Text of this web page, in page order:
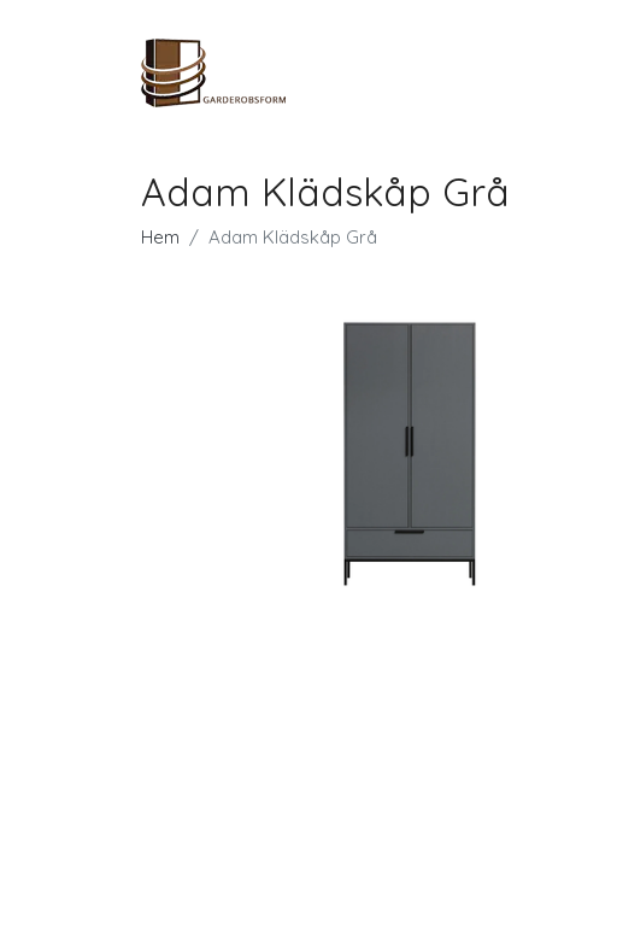
Adam Klädskåp Grå
Hem Adam Klädskåp Grå